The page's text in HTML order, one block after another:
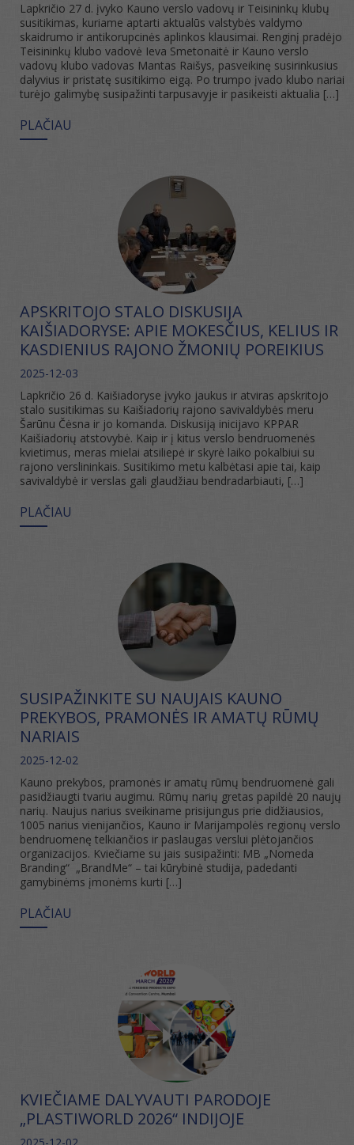
Lapkričio 27 d. įvyko Kauno verslo vadovų ir Teisininkų klubų
susitikimas, kuriame aptarti aktualūs valstybės valdymo
skaidrumo ir antikorupcinės aplinkos klausimai. Renginį pradėjo
Teisininkų klubo vadovė Ieva Smetonaitė ir Kauno verslo
vadovų klubo vadovas Mantas Raišys, pasveikinę susirinkusius
dalyvius ir pristatę susitikimo eigą. Po trumpo įvado klubo nariai
turėjo galimybę susipažinti tarpusavyje ir pasikeisti aktualia […]
PLAČIAU
APSKRITOJO STALO DISKUSIJA
KAIŠIADORYSE: APIE MOKESČIUS, KELIUS IR
KASDIENIUS RAJONO ŽMONIŲ POREIKIUS
2025-12-03
Lapkričio 26 d. Kaišiadoryse įvyko jaukus ir atviras apskritojo
stalo susitikimas su Kaišiadorių rajono savivaldybės meru
Šarūnu Čėsna ir jo komanda. Diskusiją inicijavo KPPAR
Kaišiadorių atstovybė. Kaip ir į kitus verslo bendruomenės
kvietimus, meras mielai atsiliepė ir skyrė laiko pokalbiui su
rajono verslininkais. Susitikimo metu kalbėtasi apie tai, kaip
savivaldybė ir verslas gali glaudžiau bendradarbiauti, […]
PLAČIAU
SUSIPAŽINKITE SU NAUJAIS KAUNO
PREKYBOS, PRAMONĖS IR AMATŲ RŪMŲ
NARIAIS
2025-12-02
Kauno prekybos, pramonės ir amatų rūmų bendruomenė gali
pasidžiaugti tvariu augimu. Rūmų narių gretas papildė 20 naujų
narių. Naujus narius sveikiname prisijungus prie didžiausios,
1005 narius vienijančios, Kauno ir Marijampolės regionų verslo
bendruomenę telkiančios ir paslaugas verslui plėtojančios
organizacijos. Kviečiame su jais susipažinti: MB „Nomeda
Branding“ „BrandMe“ – tai kūrybinė studija, padedanti
gamybinėms įmonėms kurti […]
PLAČIAU
KVIEČIAME DALYVAUTI PARODOJE
„PLASTIWORLD 2026“ INDIJOJE